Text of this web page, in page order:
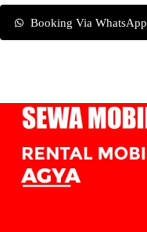
Booking Via WhatsApp